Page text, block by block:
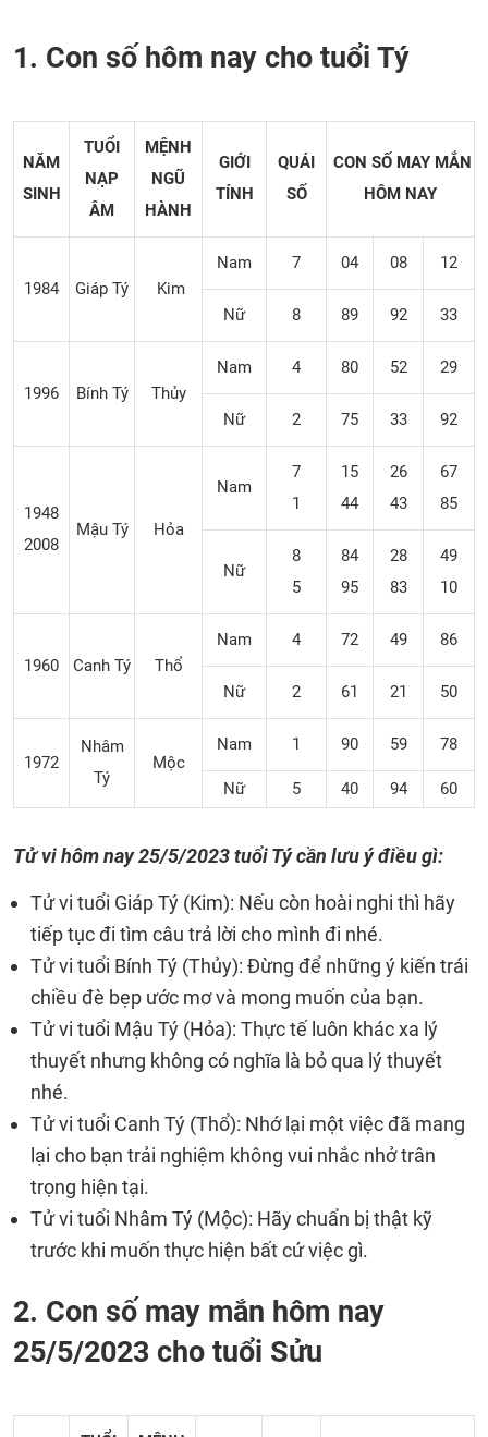
1. Con số hôm nay cho tuổi Tý
NĂM
SINH
TUỔI
NẠP
ÂM
MỆNH
NGŨ
HÀNH
GIỚI
TÍNH
QUÁI
SỐ
CON SỐ MAY MẮN
HÔM NAY
1984 Giáp Tý Kim
Nam 7 04 08 12
Nữ 8 89 92 33
1996 Bính Tý Thủy
Nam 4 80 52 29
Nữ 2 75 33 92
1948
2008
Mậu Tý Hỏa
Nam
7
1
15
44
26
43
67
85
Nữ
8
5
84
95
28
83
49
10
1960 Canh Tý Thổ
Nam 4 72 49 86
Nữ 2 61 21 50
1972
Nhâm
Tý
Mộc
Nam 1 90 59 78
Nữ 5 40 94 60
Tử vi hôm nay 25/5/2023 tuổi Tý cần lưu ý điều gì:
Tử vi tuổi Giáp Tý (Kim): Nếu còn hoài nghi thì hãy
tiếp tục đi tìm câu trả lời cho mình đi nhé.
Tử vi tuổi Bính Tý (Thủy): Đừng để những ý kiến trái
chiều đè bẹp ước mơ và mong muốn của bạn.
Tử vi tuổi Mậu Tý (Hỏa): Thực tế luôn khác xa lý
thuyết nhưng không có nghĩa là bỏ qua lý thuyết
nhé.
Tử vi tuổi Canh Tý (Thổ): Nhớ lại một việc đã mang
lại cho bạn trải nghiệm không vui nhắc nhở trân
trọng hiện tại.
Tử vi tuổi Nhâm Tý (Mộc): Hãy chuẩn bị thật kỹ
trước khi muốn thực hiện bất cứ việc gì.
2. Con số may mắn hôm nay
25/5/2023 cho tuổi Sửu